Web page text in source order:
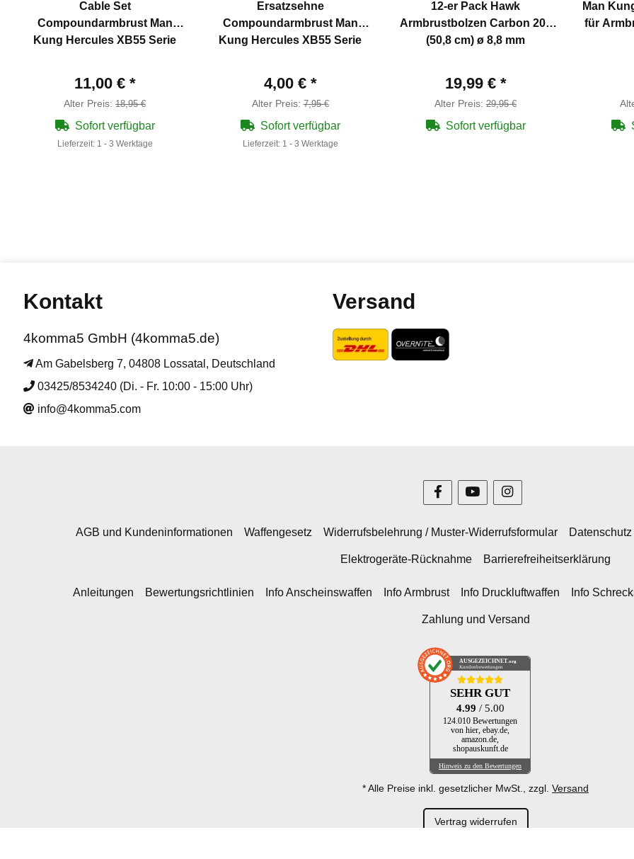
Cable Set
Compoundarmbrust Man
Kung Hercules XB55 Serie
11,00 € *
Alter Preis: 18,95 €
Sofort verfügbar
Lieferzeit: 1 - 3 Werktage
Ersatzsehne
Compoundarmbrust Man
Kung Hercules XB55 Serie
4,00 € *
Alter Preis:7,95 €
Sofort verfügbar
Lieferzeit: 1 - 3 Werktage
12-er Pack Hawk
Armbrustbolzen Carbon 20"
(50,8 cm) ø 8,8 mm
19,99 € *
Alter Preis: 29,95 €
Sofort verfügbar
Man
für
Kontakt
4komma5 GmbH (4komma5.de)
Am Gabelsberg 7, 04808 Lossatal, Deutschland
03425/8534240 (Di. - Fr. 10:00 - 15:00 Uhr)
info@4komma5.com
Versand
AGB und Kundeninformationen Waffengesetz Widerrufsbelehrung / Muster-Widerrufsformular Datenschutz
Elektrogeräte-Rücknahme Barrierefreiheitserklärung
Anleitungen Bewertungsrichtlinien Info Anscheinswaffen Info Armbrust Info Druckluftwaffen Info
Zahlung und Versand
AUSGEZEICHNET .org
Kundenbewertungen
SEHR GUT
4.99 / 5.00
124.010 Bewertungen
von hier, ebay.de,
amazon.de,
shopauskunft.de
Hinweis zu den Bewertungen
* Alle Preise inkl. gesetzlicher MwSt., zzgl. Versand
Vertrag widerrufen